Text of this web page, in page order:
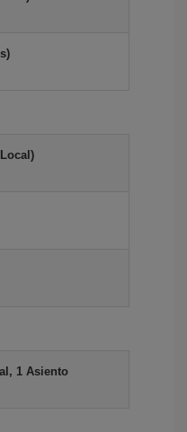
1 Asiento